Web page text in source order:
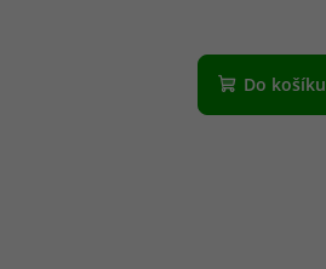
Do košíku